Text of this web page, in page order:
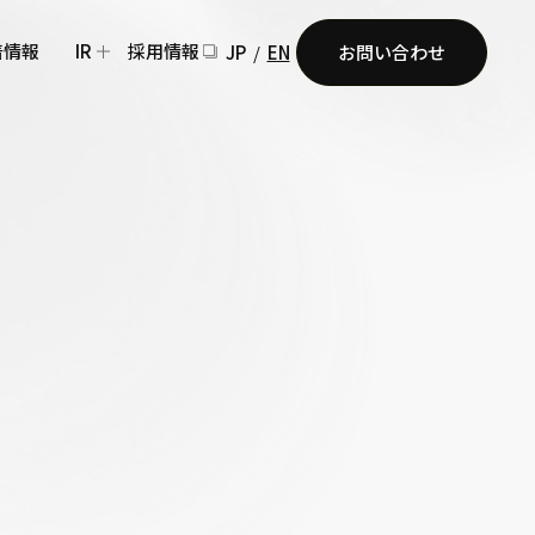
報 IR 採用情報 JP / EN お問い合わせ